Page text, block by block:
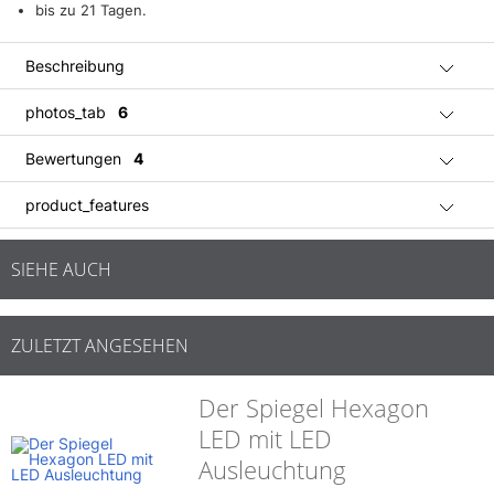
bis zu 21 Tagen.
Beschreibung
photos_tab 6
Bewertungen 4
product_features
SIEHE AUCH
ZULETZT ANGESEHEN
Der Spiegel Hexagon
LED mit LED
Ausleuchtung